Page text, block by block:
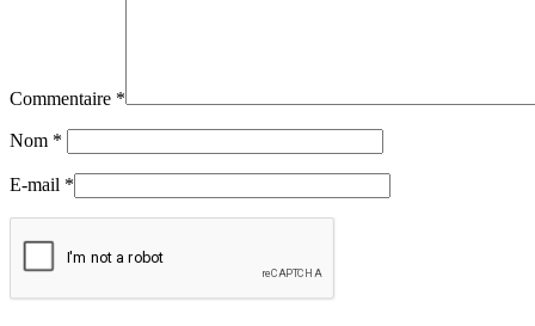
Commentaire *
Nom *
E-mail *